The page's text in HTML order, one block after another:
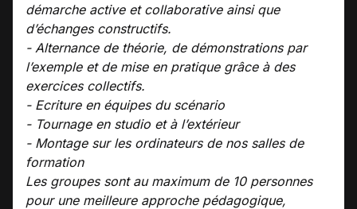
démarche active et collaborative ainsi que
d’échanges constructifs.
- Alternance de théorie, de démonstrations par
l’exemple et de mise en pratique grâce à des
exercices collectifs.
- Ecriture en équipes du scénario
- Tournage en studio et à l’extérieur
- Montage sur les ordinateurs de nos salles de
formation
Les groupes sont au maximum de 10 personnes
pour une meilleure approche pédagogique,